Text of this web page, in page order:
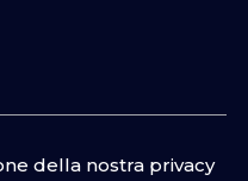
della nostra privacy